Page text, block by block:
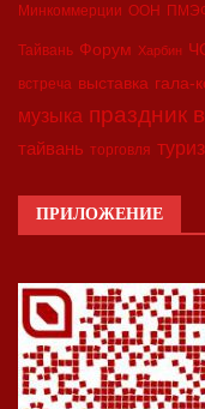
Минкоммерции ООН
Тайвань Форум Харбин
встреча выставка гала-
музыка праздник
тайвань торговля
ПРИЛОЖЕНИЕ